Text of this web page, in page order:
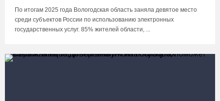
По итогам 2025 года Вологодская область заняла девятое место
среди субъектов России по использованию электронных
государственных услуг. 85% жителей области, ...